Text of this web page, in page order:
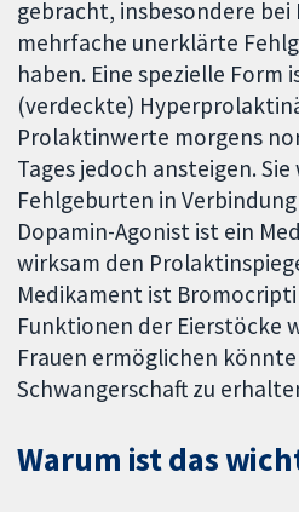
gebracht, insbesondere bei
mehrfache unerklärte
haben. Eine spezielle Form
(verdeckte)
Prolaktinwerte morgens
Tages jedoch ansteigen.
Fehlgeburten in
Dopamin-Agonist ist ein
wirksam den
Medikament ist
Funktionen der Eierstöcke
Frauen ermöglichen
Schwangerschaft zu
Warum ist das